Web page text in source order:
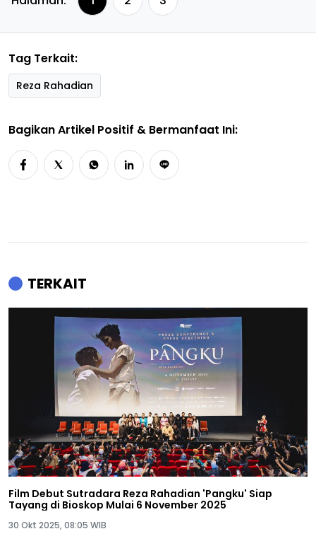
Tag Terkait:
Reza Rahadian
Bagikan Artikel Positif & Bermanfaat Ini:
TERKAIT
Film Debut Sutradara Reza Rahadian 'Pangku' Siap
Tayang di Bioskop Mulai 6 November 2025
30 Okt 2025, 08:05 WIB